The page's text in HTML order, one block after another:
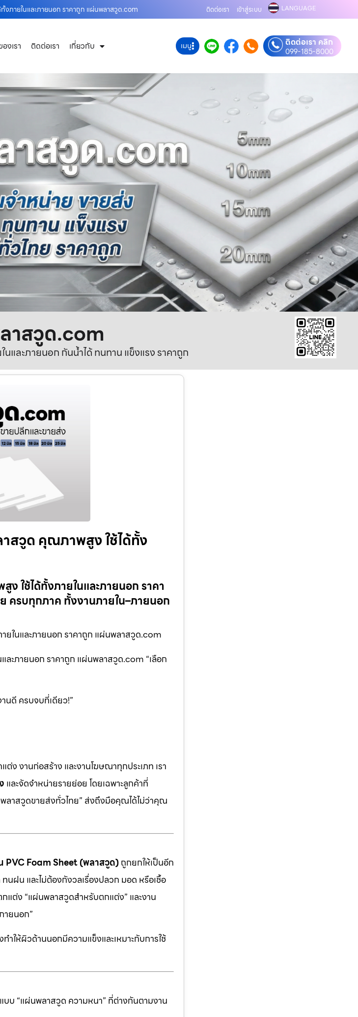
ภายในและภายนอก ราคาถูก แผ่นพลาสวูด.com ติดต่อเรา เข้าสู่ระบบ LANGUAGE
งเรา ติดต่อเรา เกี่ยวกับ เมนู ติดต่อเรา คลิก
099-185-8000
าสวูด.com
และภายนอก กันน้ำได้ ทนทาน แข็งแรง ราคาถูก
สวูด คุณภาพสูง ใช้ได้ทั้ง
ใช้ได้ทั้งภายในและภายนอก ราคา
รบทุกภาค ทั้งงานภายใน–ภายนอก
ในและภายนอก ราคาถูก แผ่นพลาสวูด.com
ะภายนอก ราคาถูก แผ่นพลาสวูด.com “เลือก
นดี ครบจบที่เดียว!”
งานก่อสร้าง และงานโฆษณาทุกประเภท เรา
และจัดจำหน่ายรายย่อย โดยเฉพาะลูกค้าที่
ลาสวูดขายส่งทั่วไทย” ส่งถึงมือคุณได้ไม่ว่าคุณ
PVC Foam Sheet (พลาสวูด)ถูกยกให้เป็นอีก
ฝน และไม่ต้องกังวลเรื่องปลวก มอด หรือเชื้อ
แต่ง “แผ่นพลาสวูดสำหรับตกแต่ง” และงาน
ายนอก”
ห้ผิวด้านนอกมีความแข็งและเหมาะกับการใช้
บ “แผ่นพลาสวูด ความหนา” ที่ต่างกันตามงาน